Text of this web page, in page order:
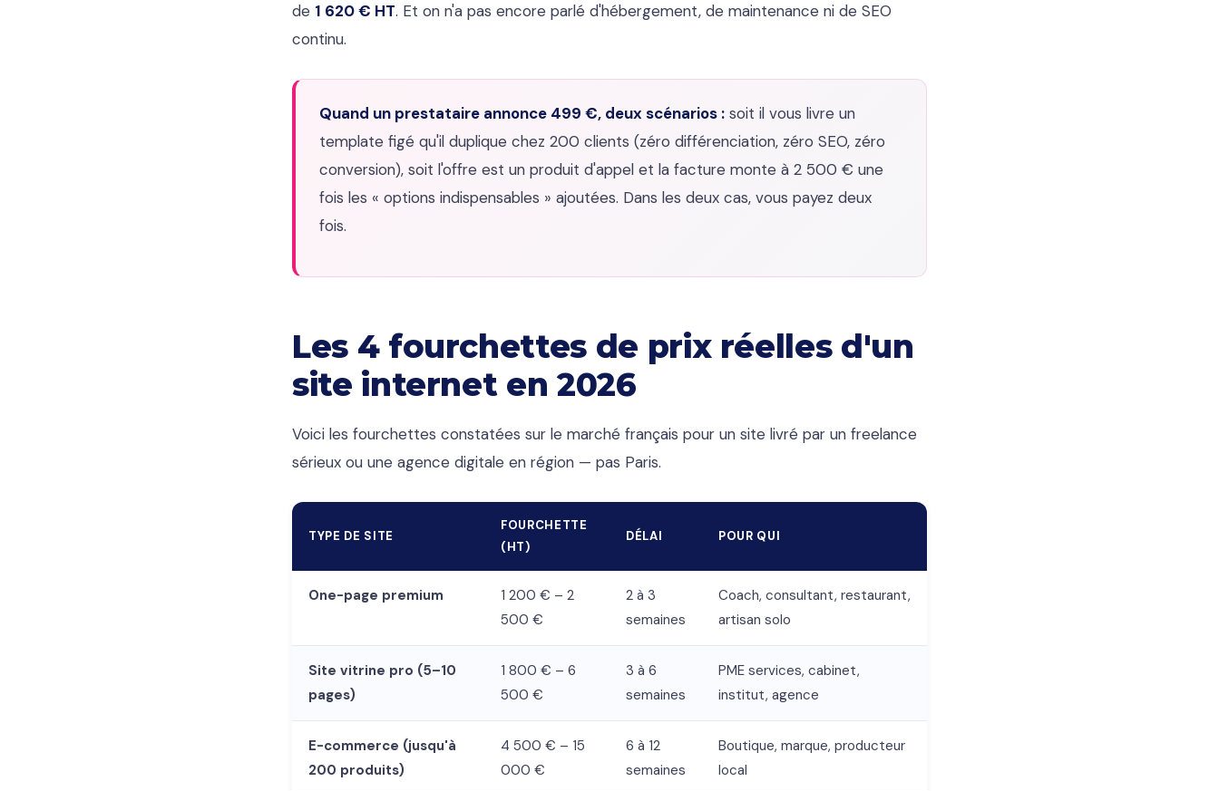
de 1 620 € HT. Et on n'a pas encore parlé d'hébergement, de maintenance ni de SEO
continu.
Quand un prestataire annonce 499 €, deux scénarios : soit il vous livre un
template figé qu'il duplique chez 200 clients (zéro différenciation, zéro SEO, zéro
conversion), soit l'offre est un produit d'appel et la facture monte à 2 500 € une
fois les « options indispensables » ajoutées. Dans les deux cas, vous payez deux
fois.
Les 4 fourchettes de prix réelles d'un
site internet en 2026
Voici les fourchettes constatées sur le marché français pour un site livré par un freelance
sérieux ou une agence digitale en région — pas Paris.
TYPE DE SITE
FOURCHETTE
(HT)
DÉLAI POUR QUI
One-page premium
1 200 € – 2
500 €
2 à 3
semaines
Coach, consultant, restaurant,
artisan solo
Site vitrine pro (5–10
pages)
1 800 € – 6
500 €
3 à 6
semaines
PME services, cabinet,
institut, agence
E-commerce (jusqu'à
200 produits)
4 500 € – 15
000 €
6 à 12
semaines
Boutique, marque, producteur
local